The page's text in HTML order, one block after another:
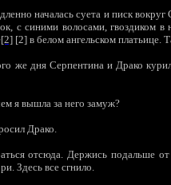
началась суета и писк
с синими волосами, гвоздиком
[2] [2] в белом ангельском платьице.
же дня Серпентина и Драко
я вышла за него замуж?
Драко.
отсюда. Держись подальше
Здесь все сгнило.